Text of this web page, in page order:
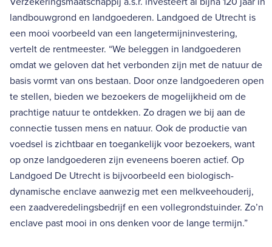
landbouwgrond en landgoederen. Landgoed de Utrecht is
een mooi voorbeeld van een langetermijninvestering,
vertelt de rentmeester. “We beleggen in landgoederen
omdat we geloven dat het verbonden zijn met de natuur de
basis vormt van ons bestaan. Door onze landgoederen open
te stellen, bieden we bezoekers de mogelijkheid om de
prachtige natuur te ontdekken. Zo dragen we bij aan de
connectie tussen mens en natuur. Ook de productie van
voedsel is zichtbaar en toegankelijk voor bezoekers, want
op onze landgoederen zijn eveneens boeren actief. Op
Landgoed De Utrecht is bijvoorbeeld een biologisch-
dynamische enclave aanwezig met een melkveehouderij,
een zaadveredelingsbedrijf en een vollegrondstuinder. Zo’n
enclave past mooi in ons denken voor de lange termijn.”